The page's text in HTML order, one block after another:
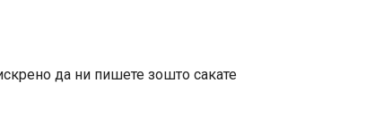
да ни пишете зошто сакате